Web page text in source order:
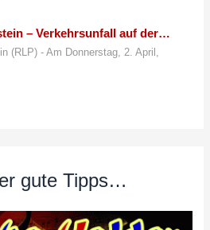
– Verkehrsunfall auf der…
(RLP) - Am Donnerstag, 2. April,
gute Tipps…